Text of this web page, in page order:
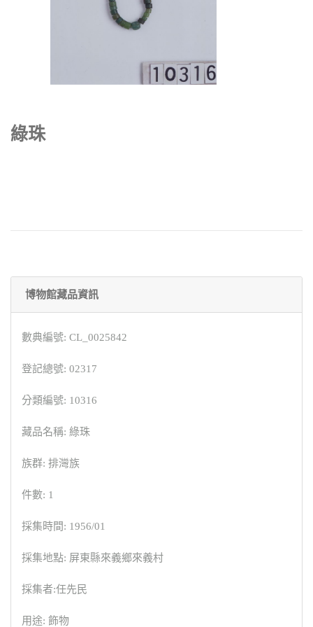
綠珠
博物館藏品資訊
數典編號: CL_0025842
登記總號: 02317
分類編號: 10316
藏品名稱: 綠珠
族群: 排灣族
件數: 1
採集時間: 1956/01
採集地點: 屏東縣來義鄉來義村
採集者:任先民
用途: 飾物